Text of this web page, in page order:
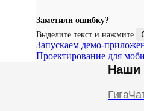
Заметили ошибку?
Выделите текст и нажмите
Запускаем демо-
Проектирование для
Наши